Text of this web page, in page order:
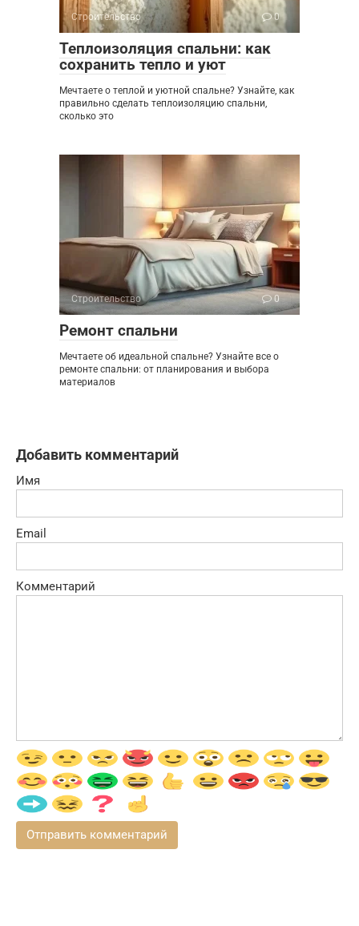
Строительство 0
Теплоизоляция спальни: как
сохранить тепло и уют
Мечтаете о теплой и уютной спальне? Узнайте, как
правильно сделать теплоизоляцию спальни,
сколько это
Строительство 0
Ремонт спальни
Мечтаете об идеальной спальне? Узнайте все о
ремонте спальни: от планирования и выбора
материалов
Добавить комментарий
Имя
Email
Комментарий